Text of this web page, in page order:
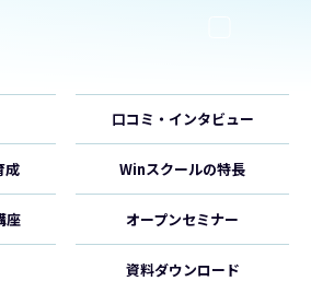
口コミ・インタビュー
成 Winスクールの特長
座 オープンセミナー
資料ダウンロード